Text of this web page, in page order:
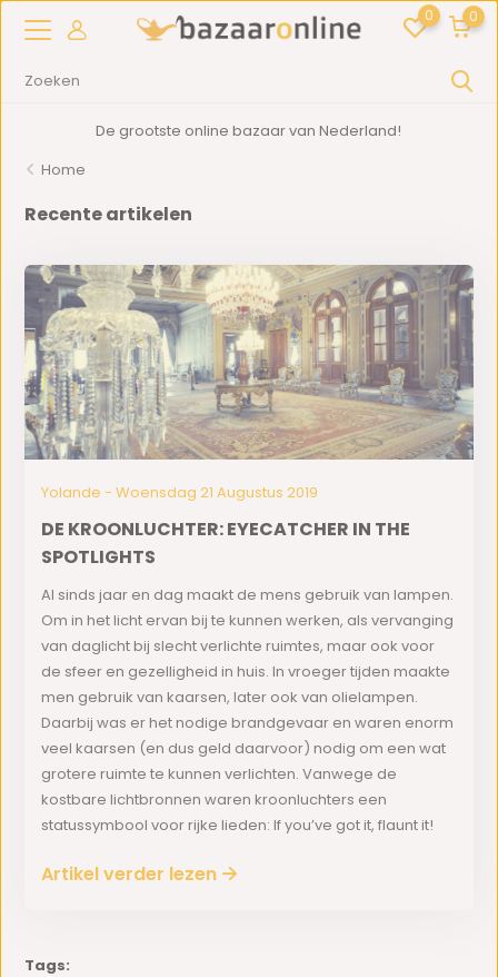
0 0
De grootste online bazaar van Nederland!
Home
Recente artikelen
Yolande - Woensdag 21 Augustus 2019
DE KROONLUCHTER: EYECATCHER IN THE
SPOTLIGHTS
Al sinds jaar en dag maakt de mens gebruik van lampen.
Om in het licht ervan bij te kunnen werken, als vervanging
van daglicht bij slecht verlichte ruimtes, maar ook voor
de sfeer en gezelligheid in huis. In vroeger tijden maakte
men gebruik van kaarsen, later ook van olielampen.
Daarbij was er het nodige brandgevaar en waren enorm
veel kaarsen (en dus geld daarvoor) nodig om een wat
grotere ruimte te kunnen verlichten. Vanwege de
kostbare lichtbronnen waren kroonluchters een
statussymbool voor rijke lieden: If you’ve got it, flaunt it!
Artikel verder lezen
Tags: